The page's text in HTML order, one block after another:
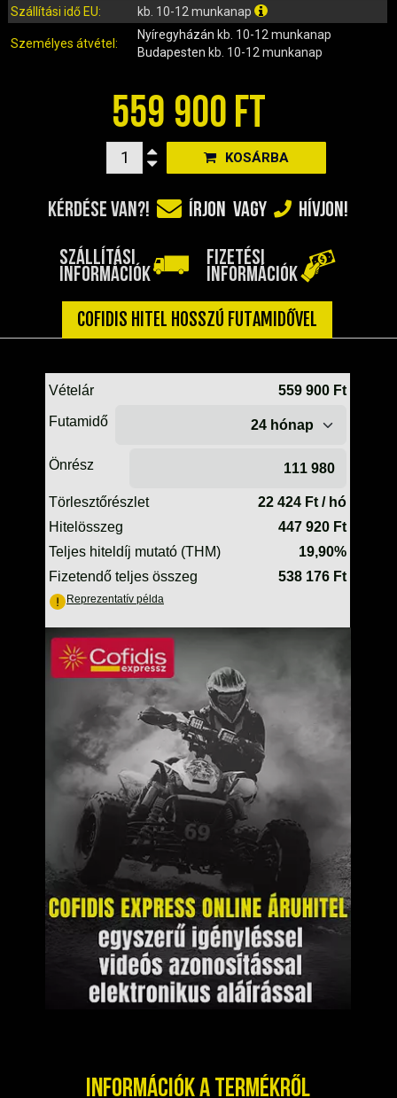
KIEGÉSZÍTŐK
KILÓMÉTERÓRA ÉS ALKATRÉSZEI
KIPUFOGÓK ÉS TARTOZÉKAIK
KXD QUAD ÉS DIRT BIKE ALKATRÉSZEK
LÁNCKEREKEK, LÁNCOK
MOTORBLOKK ÉS ALKATRÉSZEI
RUHÁZAT, VÉDŐFELSZERELÉSEK
SZŰRŐK ÉS TARTOZÉKAIK
TELESZKÓP ÉS ALKATRÉSZEI
TÖMÍTÉSEK (ROBOGÓ, MOPED, QUAD)
ÜZEMANYAG ELLÁTÓ RENDSZER
%KÉSZLET KISÖPRÉS%
Szállítási idő EU:
kb. 10-12 munkanap
Személyes átvétel:
Nyíregyházán kb. 10-12 munkanap
Budapesten kb. 10-12 munkanap
559 900 FT
KOSÁRBA
KÉRDÉSE VAN?! ÍRJON VAGY HÍVJON!
SZÁLLÍTÁSI
INFORMÁCIÓK
FIZETÉSI
INFORMÁCIÓK
COFIDIS HITEL HOSSZÚ FUTAMIDŐVEL
Információk a termékről